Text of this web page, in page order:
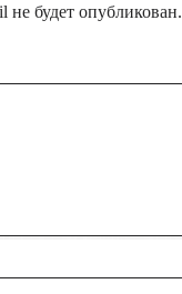
не будет опубликован.